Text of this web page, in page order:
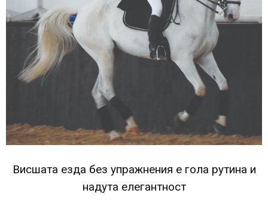
Висшата езда без упражнения е гола рутина и
надута елегантност